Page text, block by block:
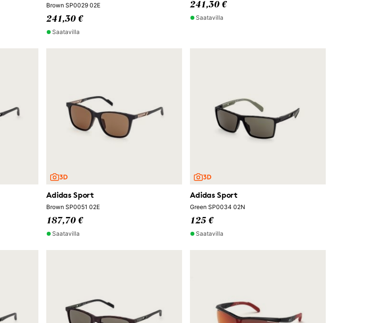
Brown SP0029 02E
241,30 €
Saatavilla
241,30 €
Saatavilla
Adidas Sport
Brown SP0051 02E
187,70 €
Saatavilla
Adidas Sport
Green SP0034 02N
125 €
Saatavilla